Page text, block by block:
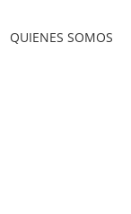
QUIENES SOMOS